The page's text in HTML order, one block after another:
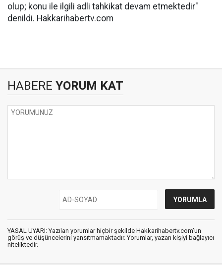
olup; konu ile ilgili adli tahkikat devam etmektedir"
denildi. Hakkarihabertv.com
HABERE YORUM KAT
YASAL UYARI: Yazılan yorumlar hiçbir şekilde Hakkarihabertv.com’un
görüş ve düşüncelerini yansıtmamaktadır. Yorumlar, yazan kişiyi bağlayıcı
niteliktedir.